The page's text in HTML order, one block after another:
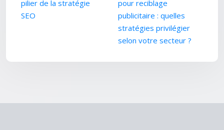
pilier de la stratégie
SEO
pour reciblage
publicitaire : quelles
stratégies privilégier
selon votre secteur ?